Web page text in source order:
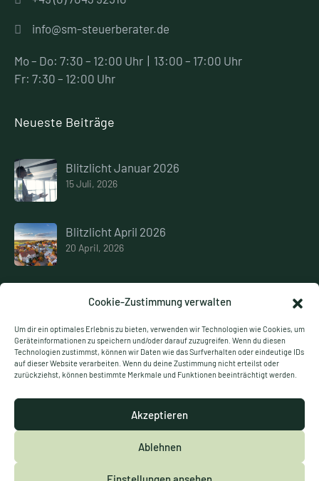
Cookie-Zustimmung verwalten
Um dir ein optimales Erlebnis zu bieten, verwenden wir Technologien wie Cookies, um
Geräteinformationen zu speichern und/oder darauf zuzugreifen. Wenn du diesen
Technologien zustimmst, können wir Daten wie das Surfverhalten oder eindeutige IDs
auf dieser Website verarbeiten. Wenn du deine Zustimmung nicht erteilst oder
zurückziehst, können bestimmte Merkmale und Funktionen beeinträchtigt werden.
Akzeptieren
Ablehnen
info@sm-steuerberater.de
Mo – Do: 7:30 – 12:00 Uhr | 13:00 – 17:00 Uhr
Fr: 7:30 – 12:00 Uhr
Neueste Beiträge
Blitzlicht Januar 2026
15 Juli, 2026
Blitzlicht April 2026
20 April, 2026
Blitzlicht März 2026
© S & M Steuerberater Partnerschaft mbB
Kontakt Cookie-Richtlinie
Datenschutzerklärung